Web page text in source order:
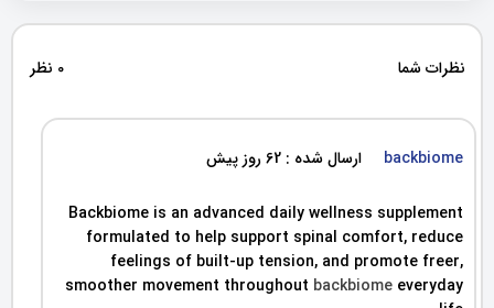
نظرات شما 0 نظر
backbiome ارسال شده : 62 روز پیش
Backbiome is an advanced daily wellness supplement
formulated to help support spinal comfort, reduce
feelings of built-up tension, and promote freer,
smoother movement throughout backbiome everyday